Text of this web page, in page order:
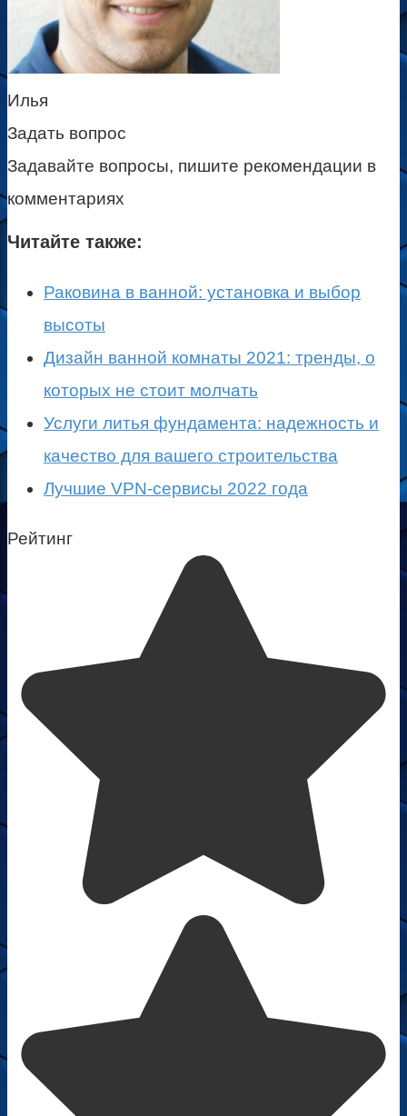
Илья
Задать вопрос
Задавайте вопросы, пишите рекомендации в
комментариях
Читайте также:
Раковина в ванной: установка и выбор
высоты
Дизайн ванной комнаты 2021: тренды, о
которых не стоит молчать
Услуги литья фундамента: надежность и
качество для вашего строительства
Лучшие VPN-сервисы 2022 года
Рейтинг